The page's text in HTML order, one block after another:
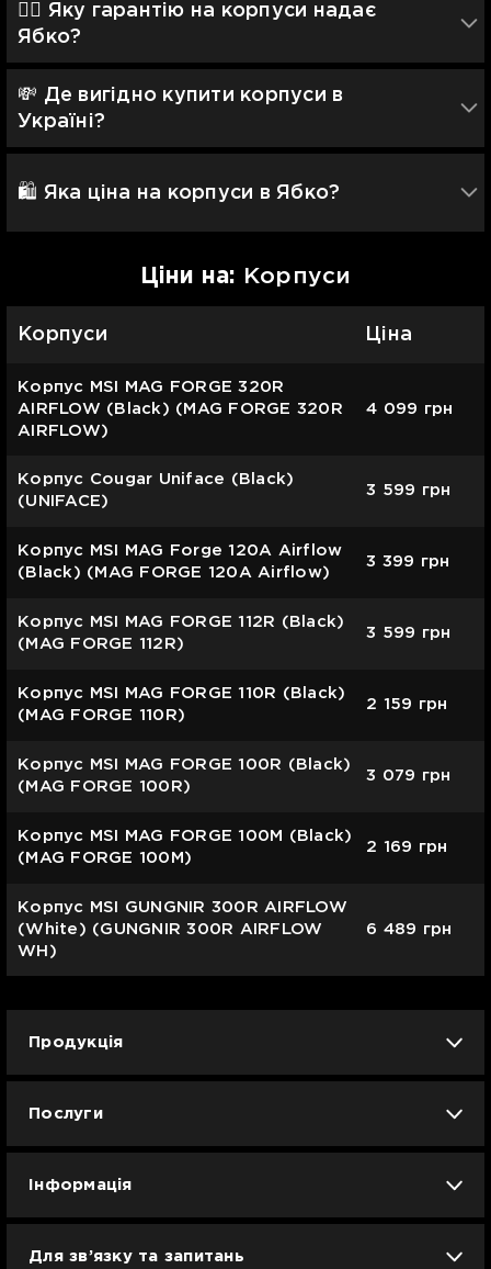
👍🏼 Яку гарантію на корпуси надає
Ябко?
💸 Де вигідно купити корпуси в
Україні?
🛍️ Яка ціна на корпуси в Ябко?
Цiни на: Корпуси
Корпуси Ціна
Корпус MSI MAG FORGE 320R
AIRFLOW (Black) (MAG FORGE 320R
AIRFLOW)
4 099 грн
Корпус Cougar Uniface (Black)
(UNIFACE)
3 599 грн
Корпус MSI MAG Forge 120A Airflow
(Black) (MAG FORGE 120A Airflow)
3 399 грн
Корпус MSI MAG FORGE 112R (Black)
(MAG FORGE 112R)
3 599 грн
Корпус MSI MAG FORGE 110R (Black)
(MAG FORGE 110R)
2 159 грн
Корпус MSI MAG FORGE 100R (Black)
(MAG FORGE 100R)
3 079 грн
Корпус MSI MAG FORGE 100M (Black)
(MAG FORGE 100M)
2 169 грн
Корпус MSI GUNGNIR 300R AIRFLOW
(White) (GUNGNIR 300R AIRFLOW
WH)
6 489 грн
Продукція
Apple б/у
Смартфони Смарт-годинники
Послуги
Інформація
Для зв’язку та запитань